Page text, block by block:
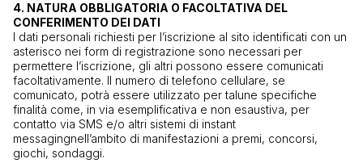
4. NATURA OBBLIGATORIA O FACOLTATIVA DEL
CONFERIMENTO DEI DATI
I dati personali richiesti per l’iscrizione al sito identificati con un
asterisco nei form di registrazione sono necessari per
permettere l’iscrizione, gli altri possono essere comunicati
facoltativamente. Il numero di telefono cellulare, se
comunicato, potrà essere utilizzato per talune specifiche
finalità come, in via esemplificativa e non esaustiva, per
contatto via SMS e/o altri sistemi di instant
messagingnell’ambito di manifestazioni a premi, concorsi,
giochi, sondaggi.